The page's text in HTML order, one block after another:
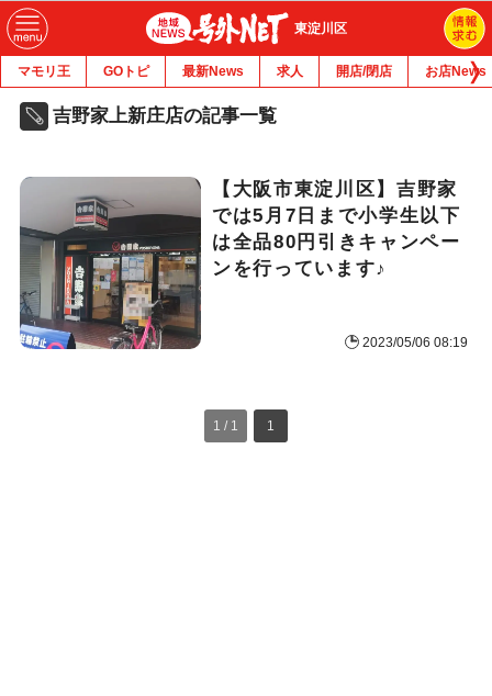
東淀川区
マモリ王 GOトピ 最新News 求人 開店/閉店 お店News
吉野家上新庄店の記事一覧
【大阪市東淀川区】吉野家
では5月7日まで小学生以下
は全品80円引きキャンペー
ンを行っています♪
2023/05/06 08:19
1 / 1 1